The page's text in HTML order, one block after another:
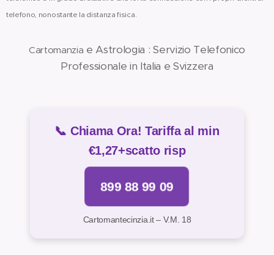
telefono, nonostante la distanza fisica.
Cartomanzia e Astrologia : Servizio Telefonico
Professionale in Italia e Svizzera
📞 Chiama Ora! Tariffa al min
€1,27+scatto risp
899 88 99 09
Cartomantecinzia.it – V.M. 18